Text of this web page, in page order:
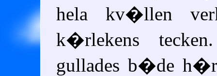
hela kv�llen
k�rlekens
gullades b�de